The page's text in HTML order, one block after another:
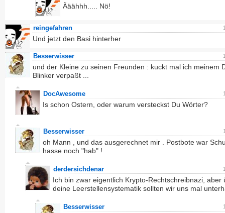
Ääähhh..... Nö!
reingefahren
Und jetzt den Basi hinterher
Besserwisser
und der Kleine zu seinen Freunden : kuckt mal ich meinem
Blinker verpaßt ...
DocAwesome
Is schon Ostern, oder warum versteckst Du Wörter?
Besserwisser
oh Mann , und das ausgerechnet mir . Postbote war
hasse noch "hab" !
derdersichdenar
Ich bin zwar eigentlich Krypto-Rechtschreibnazi, aber
deine Leerstellensystematik sollten wir uns mal
Besserwisser